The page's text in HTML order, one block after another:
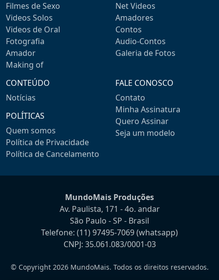
Filmes de Sexo
Videos Solos
Videos de Oral
Fotografia
Amador
Making of
Net Videos
Amadores
Contos
Audio-Contos
Galeria de Fotos
CONTEÚDO
Notícias
POLÍTICAS
Quem somos
Política de Privacidade
Política de Cancelamento
FALE CONOSCO
Contato
Minha Assinatura
Quero Assinar
Seja um modelo
MundoMais Produções
Av. Paulista, 171 - 4o. andar
São Paulo - SP - Brasil
Telefone: (11) 97495-7069(whatsapp)
CNPJ: 35.061.083/0001-03
© Copyright 2026 MundoMais. Todos os direitos reservados.